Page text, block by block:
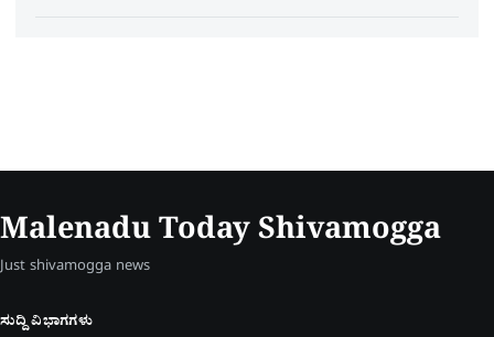
Malenadu Today Shivamogga
Just shivamogga news
ಸುದ್ದಿ ವಿಭಾಗಗಳು